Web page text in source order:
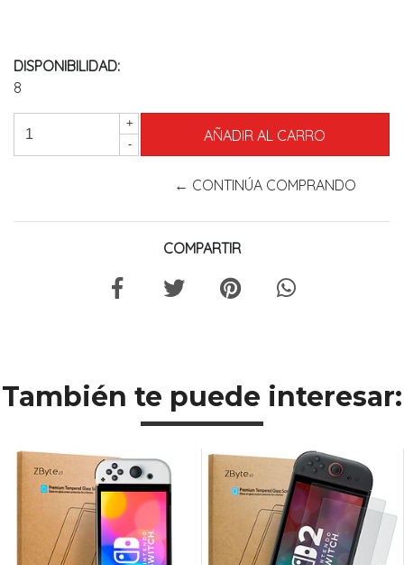
DISPONIBILIDAD:
8
+
-
← CONTINÚA COMPRANDO
COMPARTIR
También te puede interesar: